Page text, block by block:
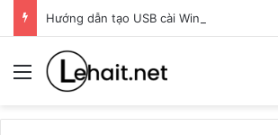
Hướng dẫn tạo USB cài Windows bằng
Menu